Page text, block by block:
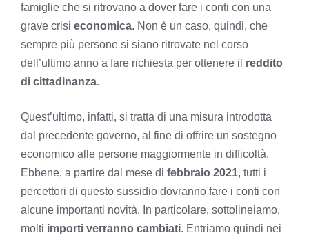
famiglie che si ritrovano a dover fare i conti con una
grave crisi economica. Non è un caso, quindi, che
sempre più persone si siano ritrovate nel corso
dell’ultimo anno a fare richiesta per ottenere il reddito
di cittadinanza.
Quest’ultimo, infatti, si tratta di una misura introdotta
dal precedente governo, al fine di offrire un sostegno
economico alle persone maggiormente in difficoltà.
Ebbene, a partire dal mese di febbraio 2021, tutti i
percettori di questo sussidio dovranno fare i conti con
alcune importanti novità. In particolare, sottolineiamo,
molti importi verranno cambiati. Entriamo quindi nei